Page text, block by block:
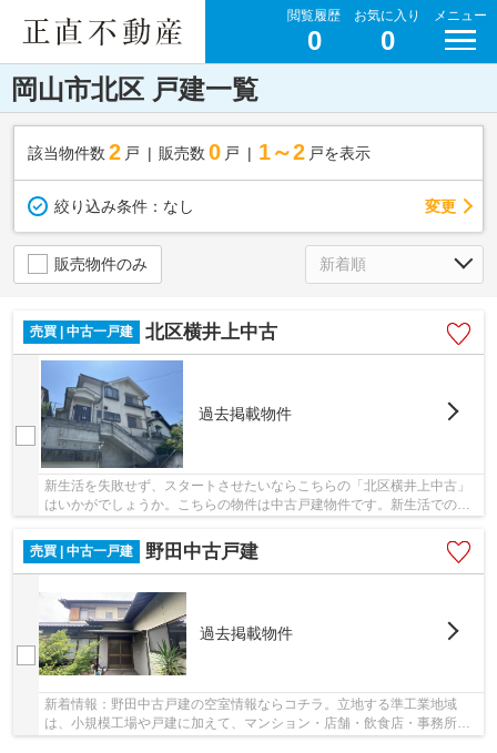
閲覧履歴
0
お気に入り
0
メニュー
岡山市北区 戸建一覧
該当物件数 2 戸 販売数 0 戸 1～2 戸を表示
絞り込み条件： なし 変更
販売物件のみ
売買 | 中古一戸建 北区横井上中古
過去掲載物件
新生活を失敗せず、スタートさせたいならこちらの「北区横井上中古」
はいかがでしょうか。こちらの物件は中古戸建物件です。新生活での物
売買 | 中古一戸建
野田中古戸建
過去掲載物件
新着情報：野田中古戸建の空室情報ならコチラ。立地する準工業地域
は、小規模工場や戸建に加えて、マンション・店舗・飲食店・事務所・